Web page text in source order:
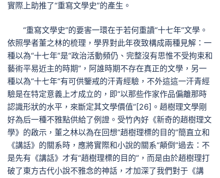
實際上助推了“重寫文學史”的產生。
“重寫文學史”的要害一環在于若何重讀“十七年”文學。
依照學者董之林的梳理，學界對此年夜致構成兩種見解：一
種以為“十七年”是“政治活動頻仍、完整沒有思惟不受拘束和
藝術平易近主的時期”，阿誰時期不存在真正的文學，另一
種以為“十七年”有可供鑒戒的汗青經驗，不外這這一汗青經
驗是在特定意義上才成立的，即“以那些作家作品偏離那時
認識形狀的水平，來斷定其文學價值”[26]。趙樹理文學剛
好為后一種不雅點供給了例證。受竹內好《新奇的趙樹理文
學》的啟示，董之林以為在回想“趙樹理標的目的”簡直立和
《講話》的關系時，應將實際和小說的關系“顛倒”過去：不
是先有《講話》才有“趙樹理標的目的”，而是由於趙樹理打
破了東方古代小說不雅念的神話，才加深了我們對于《講